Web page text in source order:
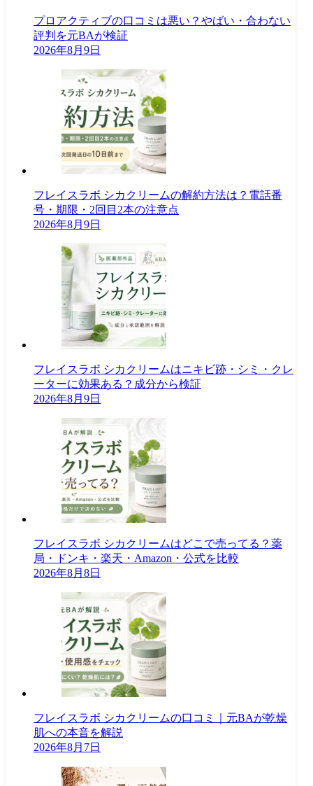
プロアクティブの口コミは悪い？やばい・合わない
評判を元BAが検証
2026年8月9日
フレイスラボ シカクリームの解約方法は？電話番
号・期限・2回目2本の注意点
2026年8月9日
フレイスラボ シカクリームはニキビ跡・シミ・クレ
ーターに効果ある？成分から検証
2026年8月9日
フレイスラボ シカクリームはどこで売ってる？薬
局・ドンキ・楽天・Amazon・公式を比較
2026年8月8日
フレイスラボ シカクリームの口コミ｜元BAが乾燥
肌への本音を解説
2026年8月7日